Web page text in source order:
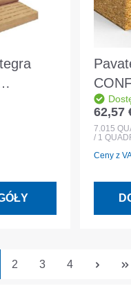
Cena
62,57
7.015
/ 1
Ceny z
Strona
2 Strona
3 Strona
4